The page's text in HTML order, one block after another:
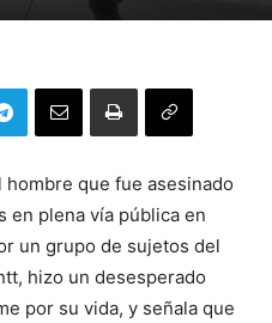
hombre que fue asesinado
en plena vía pública en
un grupo de sujetos del
hizo un desesperado
por su vida, y señala que